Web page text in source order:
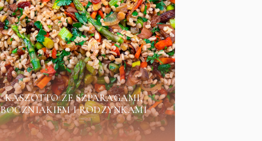
KASZOTTO ZE SZPARAGAMI,
BOCZNIAKIEM I RODZYNKAMI